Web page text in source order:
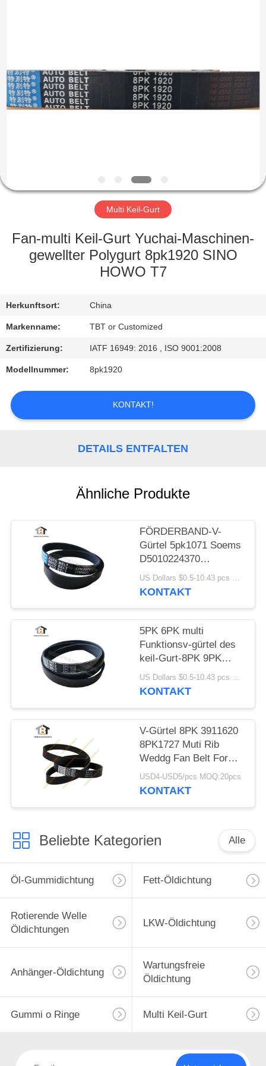
PRODUKTE
FABRIK-
QUALITÄTSKONTROLLE
SIE
MIT
UNS
IN
VERBINDUNG
NACHRICHTEN
Rights
Reserved.
Multi Keil-Gurt
Fan-multi Keil-Gurt Yuchai-Maschinen-
gewellter Polygurt 8pk1920 SINO
HOWO T7
Herkunftsort: China
Markenname: TBT or Customized
Zertifizierung: IATF 16949: 2016 , ISO 9001:2008
Modellnummer: 8pk1920
KONTAKT!
DETAILS ENTFALTEN
Ähnliche Produkte
FÖRDERBAND-V-
Gürtel 5pk1071 Soems
D5010224370
Multifunktions
US Dollars $0.5-10.43 pcs MOQ:50 Stücke
KONTAKT
5PK 6PK multi
Funktionsv-gürtel des
keil-Gurt-8PK 9PK
10pk 15PK
US Dollars $0.5-10.43 pcs MOQ:50 Stücke
KONTAKT
V-Gürtel 8PK 3911620
8PK1727 Muti Rib
Weddg Fan Belt For
Cummins Engine
USD4-USD5/pcs MOQ:20pcs
KONTAKT
Beliebte Kategorien Alle
Öl-Gummidichtung Fett-Öldichtung
Rotierende Welle
Öldichtungen
LKW-Öldichtung
Anhänger-Öldichtung
Wartungsfreie
Öldichtung
Gummi o Ringe Multi Keil-Gurt